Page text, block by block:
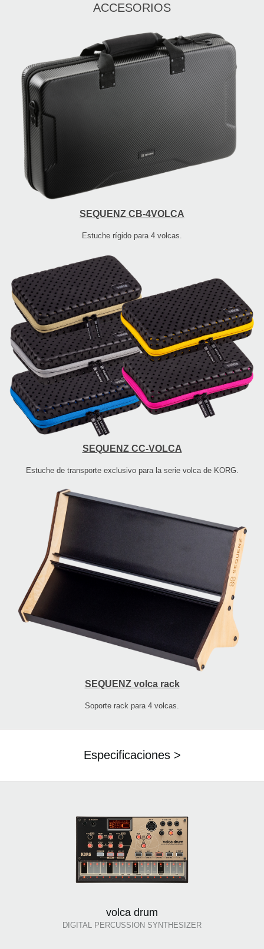
ACCESORIOS
SEQUENZ CB-4VOLCA
Estuche rígido para 4 volcas.
SEQUENZ CC-VOLCA
Estuche de transporte exclusivo para la serie volca de KORG.
SEQUENZ volca rack
Soporte rack para 4 volcas.
Especificaciones >
volca drum
DIGITAL PERCUSSION SYNTHESIZER